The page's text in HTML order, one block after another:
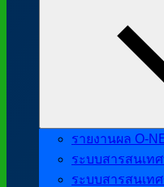
รายงานผล O-
ระบบสารสนเท
ระบบสารสนเท